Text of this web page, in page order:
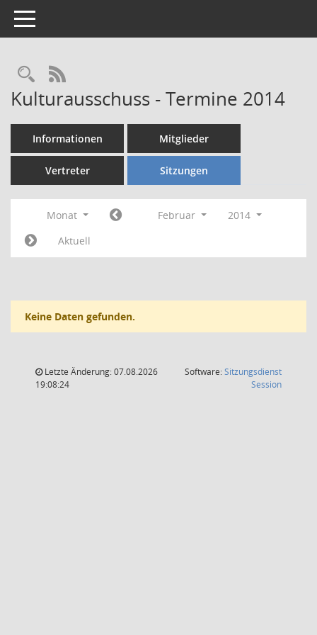
Toggle navigation
Rechercheauswahl
RSS-Feed
Kulturausschuss - Termine 2014
Informationen Mitglieder
Vertreter Sitzungen
Monat Februar
2014
Aktuell
Keine Daten gefunden.
Letzte Änderung: 07.08.2026
19:08:24
Software:Sitzungsdienst
Session(Wird in